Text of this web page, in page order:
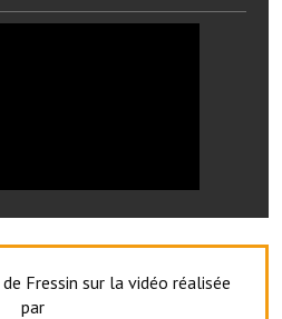
Fressin sur la vidéo réalisée
par